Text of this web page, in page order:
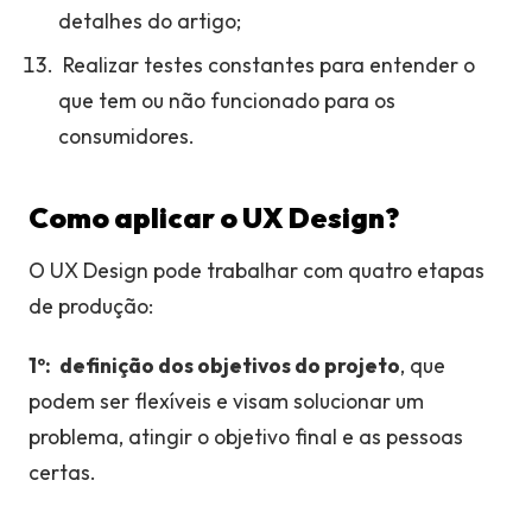
detalhes do artigo;
Realizar testes constantes para entender o
que tem ou não funcionado para os
consumidores.
Como aplicar o UX Design?
O UX Design pode trabalhar com quatro etapas
de produção:
1º: definição dos objetivos do projeto, que
podem ser flexíveis e visam solucionar um
problema, atingir o objetivo final e as pessoas
certas.